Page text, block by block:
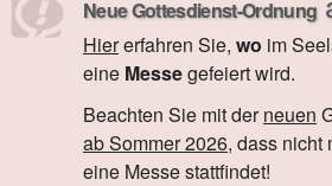
Neue Gottesdienst-Ordnung
Hiererfahren Sie, wo im
eine Messegefeiert wird.
Beachten Sie mit derneuen
ab Sommer 2026, dass nicht
eine Messe stattfindet!